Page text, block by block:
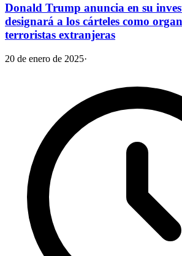
Donald Trump anuncia en su
designará a los cárteles como
terroristas extranjeras
20 de enero de 2025·